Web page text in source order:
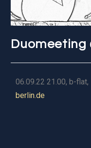
Duomeeting
06.09.22 21.00, b-
berlin.de